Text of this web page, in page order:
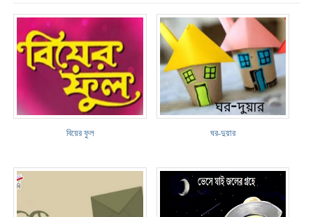
বিয়ের ফুল ঘর-দুয়ার